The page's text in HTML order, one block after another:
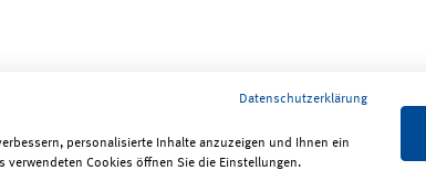
Datenschutzerklärung
personalisierte Inhalte anzuzeigen und Ihnen ein
Cookies öffnen Sie die Einstellungen.